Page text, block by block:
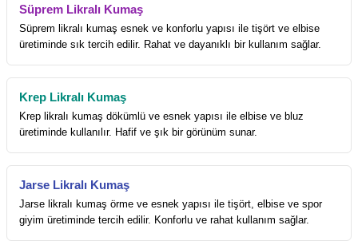
Süprem Likralı Kumaş
Süprem likralı kumaş esnek ve konforlu yapısı ile tişört ve elbise
üretiminde sık tercih edilir. Rahat ve dayanıklı bir kullanım sağlar.
Krep Likralı Kumaş
Krep likralı kumaş dökümlü ve esnek yapısı ile elbise ve bluz
üretiminde kullanılır. Hafif ve şık bir görünüm sunar.
Jarse Likralı Kumaş
Jarse likralı kumaş örme ve esnek yapısı ile tişört, elbise ve spor
giyim üretiminde tercih edilir. Konforlu ve rahat kullanım sağlar.